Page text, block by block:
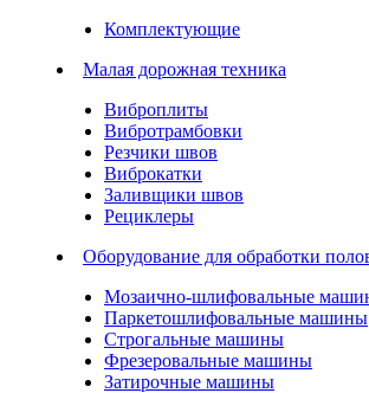
Комплектующие
Малая дорожная техника
Виброплиты
Вибротрамбовки
Резчики швов
Виброкатки
Заливщики швов
Рециклеры
Оборудование для обработки
Мозаично-шлифовальные
Паркетошлифовальные машины
Строгальные машины
Фрезеровальные машины
Затирочные машины